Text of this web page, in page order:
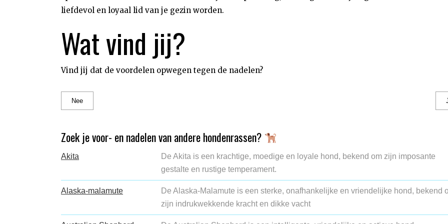
liefdevol en loyaal lid van je gezin worden.
Wat vind jij?
Vind jij dat de voordelen opwegen tegen de nadelen?
Nee
Zoek je voor- en nadelen van andere hondenrassen?
Akita
De Akita is een krachtige, moedige en loyale hond, bekend om zijn imposante
gestalte en rustige temperament.
Alaska-malamute
De Alaska-Malamute is een sterke, onafhankelijke en vriendelijke hond, bekend
zijn indrukwekkende kracht en dikke vacht